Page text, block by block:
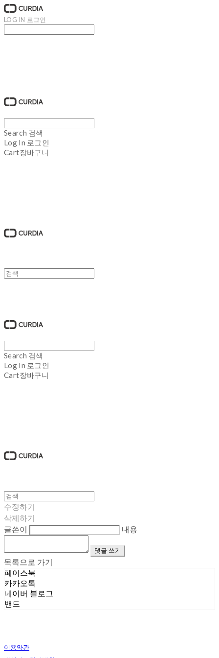
LOG IN 로그인
Search 검색
Log In 로그인
Cart장바구니
Search 검색
Log In 로그인
Cart장바구니
수정하기
삭제하기
글쓴이
내용
댓글 쓰기
목록으로 가기
페이스북
카카오톡
네이버 블로그
밴드
이용약관